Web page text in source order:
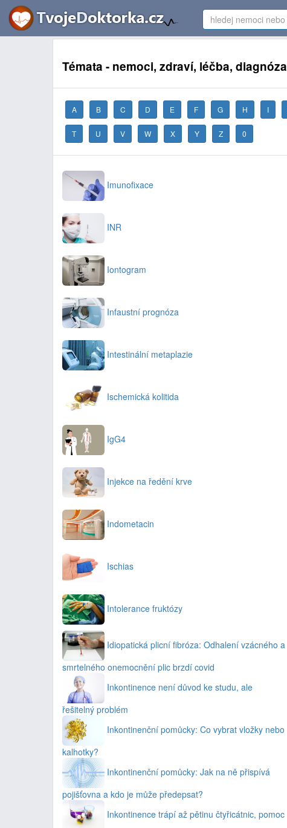
Témata - nemoci, zdraví, léčba, diagnóza
A B C D E F G H I
T U V W X Y Z 0
Imunofixace
INR
Iontogram
Infaustní prognóza
Intestinální metaplazie
Ischemická kolitida
IgG4
Injekce na ředění krve
Indometacin
Ischias
Intolerance fruktózy
Idiopatická plicní fibróza: Odhalení vzácného a
smrtelného onemocnění plic brzdí covid
Inkontinence není důvod ke studu, ale
řešitelný problém
Inkontinenční pomůcky: Co vybrat vložky nebo
kalhotky?
Inkontinenční pomůcky: Jak na ně přispívá
pojišťovna a kdo je může předepsat?
Inkontinence trápí až pětinu čtyřicátnic, pomoc